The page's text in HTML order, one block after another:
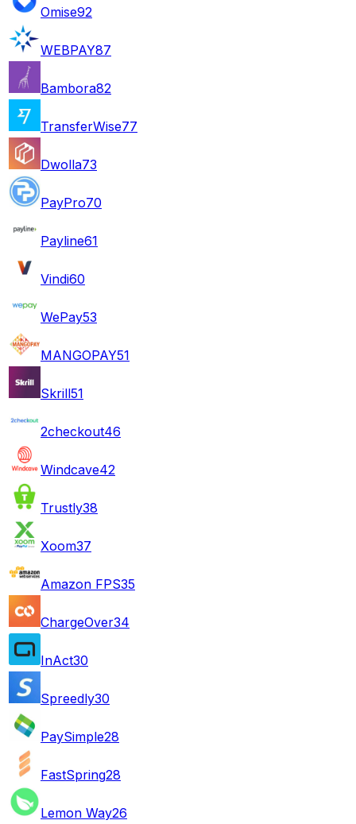
Omise92
WEBPAY87
Bambora82
TransferWise77
Dwolla73
PayPro70
Payline61
Vindi60
WePay53
MANGOPAY51
Skrill51
2checkout46
Windcave42
Trustly38
Xoom37
Amazon FPS35
ChargeOver34
InAct30
Spreedly30
PaySimple28
FastSpring28
Lemon Way26